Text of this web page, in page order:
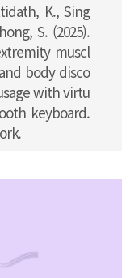
K., Sing
S. (2025).
muscl
body disco
with virtu
keyboard.